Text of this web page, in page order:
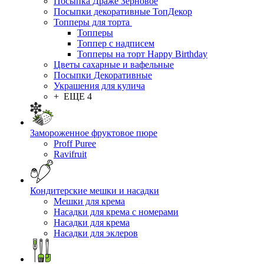
Посыпки декоративные ТопДекор
Топперы для торта
Топперы
Топпер с надписем
Топперы на торт Happy Birthday
Цветы сахарные и вафельные
Посыпки Декоративные
Украшения для кулича
+ ЕЩЕ 4
Замороженное фруктовое пюре
Proff Puree
Ravifruit
Кондитерские мешки и насадки
Мешки для крема
Насадки для крема с номерами
Насадки для крема
Насадки для эклеров